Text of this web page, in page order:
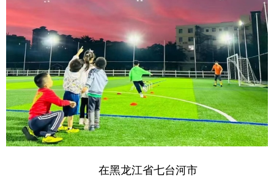
在黑龙江省七台河市